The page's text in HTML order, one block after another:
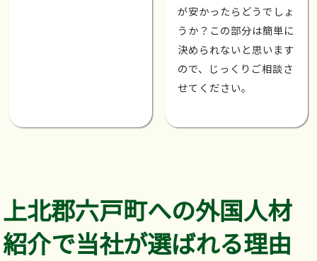
が安かったらどうでしょ
うか？この部分は簡単に
決められないと思います
ので、じっくりご相談さ
せてください。
上北郡六戸町への外国人材
紹介で当社が選ばれる理由